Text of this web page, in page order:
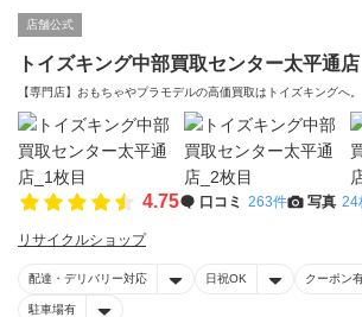
店舗公式
トイズキング中部買取センター太平通店
【専門店】おもちゃやプラモデルの高価買取はトイズキングへ。‎
4.75 口コミ 263件 写真 24
リサイクルショップ
配達・デリバリー対応 日祝OK クーポン
駐車場有